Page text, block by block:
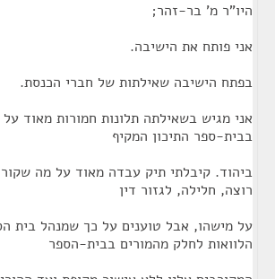
היו"ר מ' בר-זהר;
אני פותח את הישיבה.
בפתח הישיבה שאילתות של חברי הכנסת.
אני מגיש בשאילתה תלונות חמורות מאוד
בבית-ספר התיכון המקיף
ביהוד. קיבלתי תיק עבדה מאוד על מה
רוצה, חלילה, לגזור דין
על מישהו, אבל טוענים על כך שמנהל בית
הלוואות לחלק מהמורים בבית-הספר